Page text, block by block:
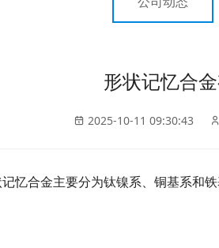
形状记忆合
2025-10-11 09:30:43
忆合金主要分为钛镍系、铜基系和